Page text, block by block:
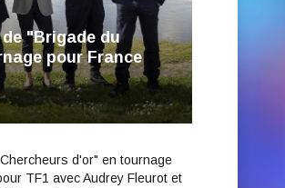
"Brigade du
pour France
d'or" en tournage
TF1 avec Audrey Fleurot et